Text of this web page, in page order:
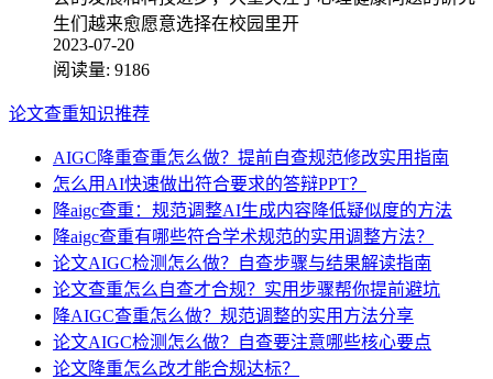
生们越来愈愿意选择在校园里开
2023-07-20
阅读量: 9186
论文查重知识推荐
AIGC降重查重怎么做？提前自查规范修改实用指南
怎么用AI快速做出符合要求的答辩PPT？
降aigc查重：规范调整AI生成内容降低疑似度的方法
降aigc查重有哪些符合学术规范的实用调整方法？
论文AIGC检测怎么做？自查步骤与结果解读指南
论文查重怎么自查才合规？实用步骤帮你提前避坑
降AIGC查重怎么做？规范调整的实用方法分享
论文AIGC检测怎么做？自查要注意哪些核心要点
论文降重怎么改才能合规达标？